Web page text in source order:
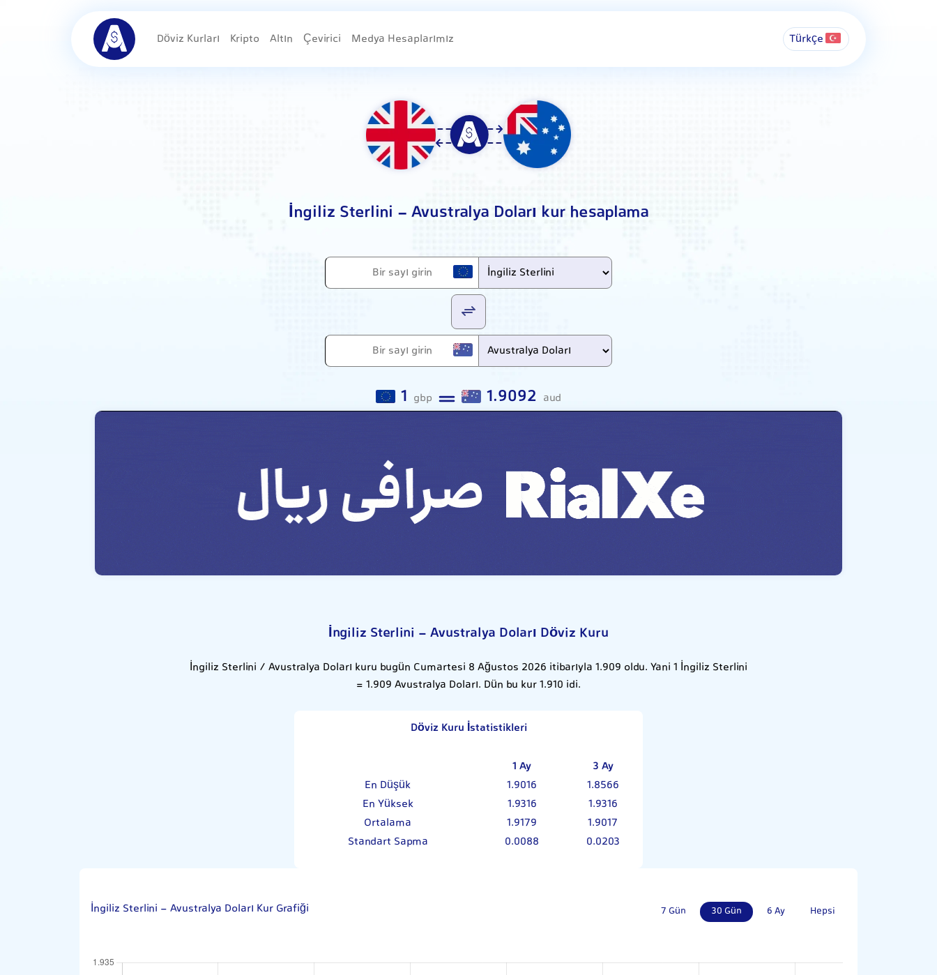
Döviz Kurları Kripto Altın Çevirici Medya Hesaplarımız Türkçe
İngiliz Sterlini - Avustralya Doları kur hesaplama
1 gbp 1.9092 aud
İngiliz Sterlini - Avustralya Doları Döviz Kuru
İngiliz Sterlini / Avustralya Doları kuru bugün Cumartesi 8 Ağustos 2026 itibarıyla 1.909 oldu. Yani 1 İngiliz Sterlini
= 1.909 Avustralya Doları. Dün bu kur 1.910 idi.
Döviz Kuru İstatistikleri
1 Ay
3 Ay
En Düşük
1.9016
1.8566
En Yüksek
1.9316
1.9316
Ortalama
1.9179
1.9017
Standart Sapma
0.0088 0.0203
İngiliz Sterlini - Avustralya Doları Kur Grafiği 7 Gün 30 Gün 6 Ay Hepsi